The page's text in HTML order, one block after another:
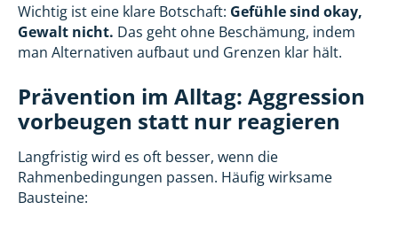
Wichtig ist eine klare Botschaft: Gefühle sind okay,
Gewalt nicht. Das geht ohne Beschämung, indem
man Alternativen aufbaut und Grenzen klar hält.
Prävention im Alltag: Aggression
vorbeugen statt nur reagieren
Langfristig wird es oft besser, wenn die
Rahmenbedingungen passen. Häufig wirksame
Bausteine: